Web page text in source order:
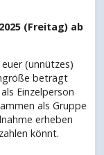
(Freitag) ab
(unnützes)
beträgt
Einzelperson
als Gruppe
erheben
könnt.